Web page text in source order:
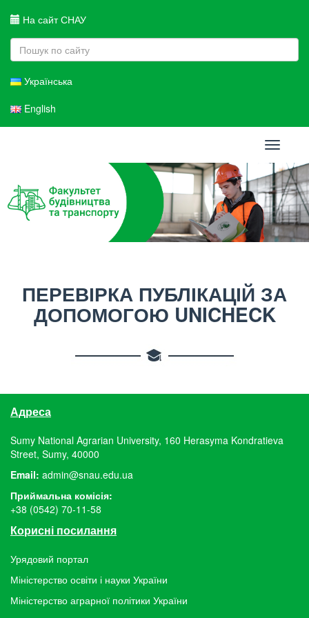
На сайт СНАУ
Українська
English
Toggle
ПЕРЕВІРКА ПУБЛІКАЦІЙ ЗА
ДОПОМОГОЮ UNICHECK
Адреса
Sumy National Agrarian University, 160 Herasyma Kondratieva
Street, Sumy, 40000
Email: admin@snau.edu.ua
Приймальна комісія:
+38 (0542) 70-11-58
Корисні посилання
Урядовий портал
Міністерство освіти і науки України
Міністерство аграрної політики України